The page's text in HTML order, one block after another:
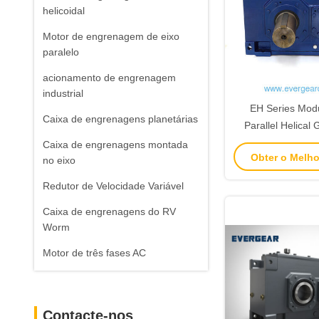
helicoidal
Motor de engrenagem de eixo
paralelo
acionamento de engrenagem
industrial
Caixa de engrenagens planetárias
Caixa de engrenagens montada
no eixo
Redutor de Velocidade Variável
Caixa de engrenagens do RV
Worm
Motor de três fases AC
Contacte-nos
EH Series
Parallel Helical
proporção
de ruído para
Obter o